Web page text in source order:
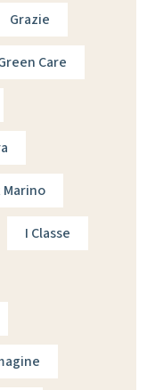
Grazie
Care
I Classe